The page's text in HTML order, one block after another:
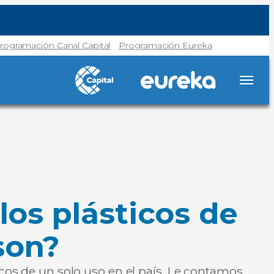
Canal Capital Programación Eureka
plásticos de
de un solo uso en el país. Le contamos